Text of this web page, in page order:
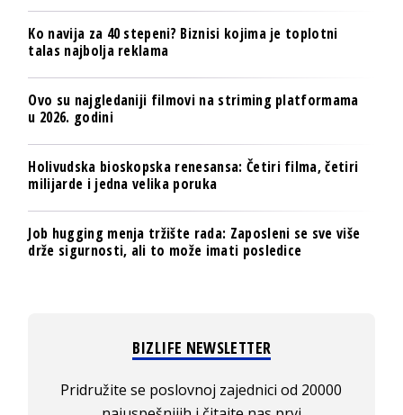
Ko navija za 40 stepeni? Biznisi kojima je toplotni
talas najbolja reklama
Ovo su najgledaniji filmovi na striming platformama
u 2026. godini
Holivudska bioskopska renesansa: Četiri filma, četiri
milijarde i jedna velika poruka
Job hugging menja tržište rada: Zaposleni se sve više
drže sigurnosti, ali to može imati posledice
BIZLIFE NEWSLETTER
Pridružite se poslovnoj zajednici od 20000